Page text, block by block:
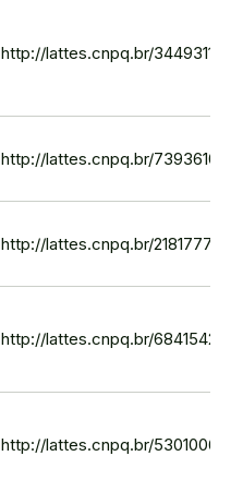
http://lattes.cnpq.br/
http://lattes.cnpq.br/
http://lattes.cnpq.br/
http://lattes.cnpq.br/
http://lattes.cnpq.br/